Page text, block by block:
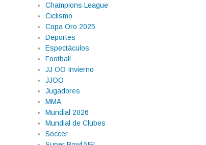
Champions League
Ciclismo
Copa Oro 2025
Deportes
Espectáculos
Football
JJ OO Invierno
JJOO
Jugadores
MMA
Mundial 2026
Mundial de Clubes
Soccer